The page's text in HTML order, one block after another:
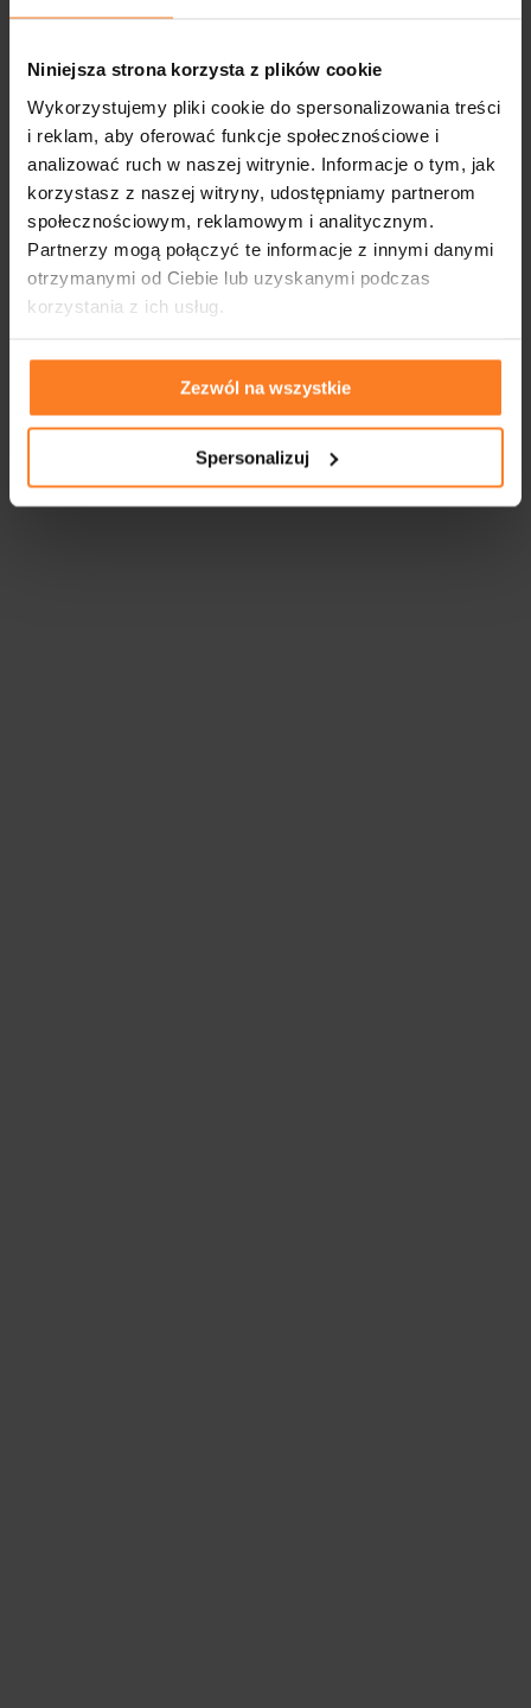
Niniejsza strona korzysta z plików cookie
Wykorzystujemy pliki cookie do spersonalizowania treści
i reklam, aby oferować funkcje społecznościowe i
analizować ruch w naszej witrynie. Informacje o tym, jak
korzystasz z naszej witryny, udostępniamy partnerom
społecznościowym, reklamowym i analitycznym.
Partnerzy mogą połączyć te informacje z innymi danymi
otrzymanymi od Ciebie lub uzyskanymi podczas
korzystania z ich usług.
Zezwól na wszystkie
Spersonalizuj